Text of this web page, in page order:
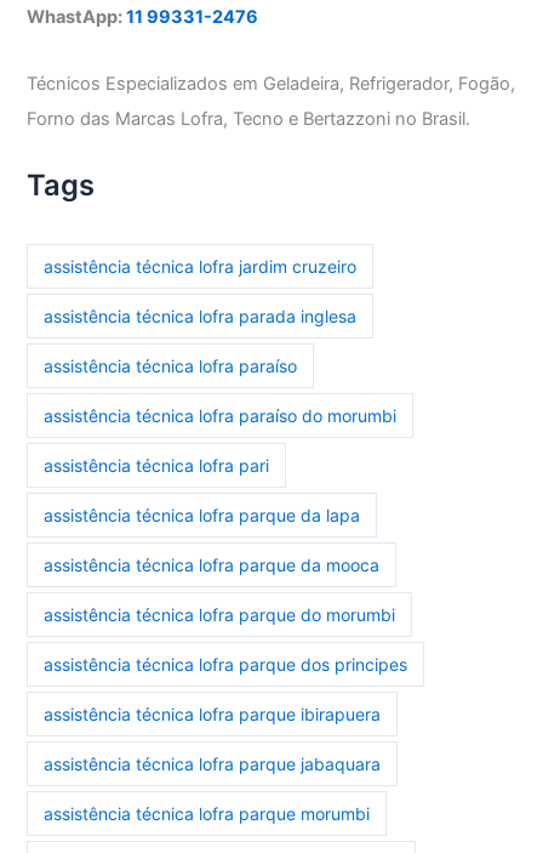
WhastApp:11 99331-2476
Técnicos Especializados em Geladeira, Refrigerador, Fogão,
Forno das Marcas Lofra, Tecno e Bertazzoni no Brasil.
Tags
assistência técnica lofra jardim cruzeiro
assistência técnica lofra parada inglesa
assistência técnica lofra paraíso
assistência técnica lofra paraíso do morumbi
assistência técnica lofra pari
assistência técnica lofra parque da lapa
assistência técnica lofra parque da mooca
assistência técnica lofra parque do morumbi
assistência técnica lofra parque dos principes
assistência técnica lofra parque ibirapuera
assistência técnica lofra parque jabaquara
assistência técnica lofra parque morumbi